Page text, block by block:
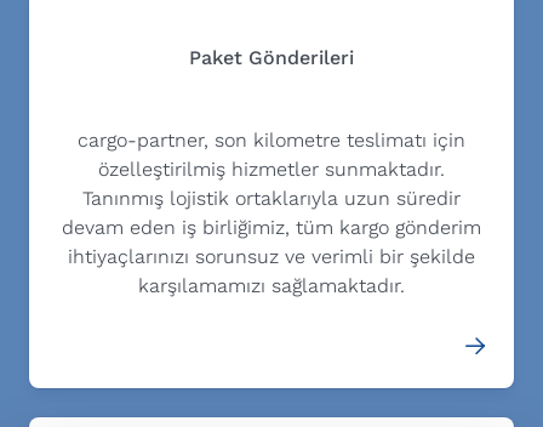
Paket Gönderileri
cargo-partner, son kilometre teslimatı için
özelleştirilmiş hizmetler sunmaktadır.
Tanınmış lojistik ortaklarıyla uzun süredir
devam eden iş birliğimiz, tüm kargo gönderim
ihtiyaçlarınızı sorunsuz ve verimli bir şekilde
karşılamamızı sağlamaktadır.